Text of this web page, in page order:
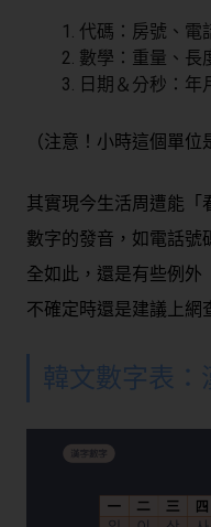
代碼：房號、電
數學：重量、長
日期＆分秒：年
（注意！小時這個單位
其實現今生活周遭能「
數字的發音，如電話號
全如此，還是有些例外
不確定時還是建議上網
韓文數字表：